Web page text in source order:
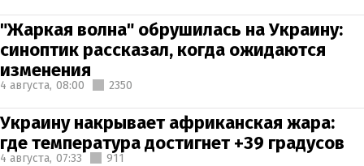
"Жаркая волна" обрушилась на Украину:
синоптик рассказал, когда ожидаются
изменения
4 августа, 08:00 2350
Украину накрывает африканская жара:
где температура достигнет +39 градусов
4 августа, 07:33 911